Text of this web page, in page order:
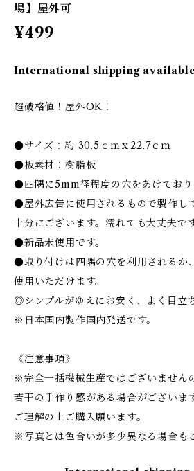
場】屋外可
¥499
International shipping
超破格値！屋外OK！
●サイズ：約 30.5ｃｍｘ22.7ｃｍ
●板素材：樹脂板
●四隅に5mm径程度の穴をあけており
●屋外広告に使用されるもので製作し
十分にございます。濡れても大丈夫です
●新品未使用です。
●取り付けは四隅の穴を利用されるか
使用いただけます。
◎シンプルがゆえにお安く、よく目立
※日本国内製作国内発送です。
《注意事項》
※完全一括機械生産ではございません
若干の手作り感がある場合がございます
ご理解の上ご購入願います。
※写真とは色合いが多少異なる場合も